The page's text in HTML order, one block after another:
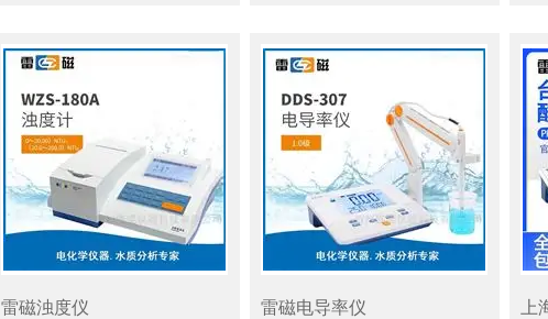
雷磁浊度仪 雷磁电导率仪